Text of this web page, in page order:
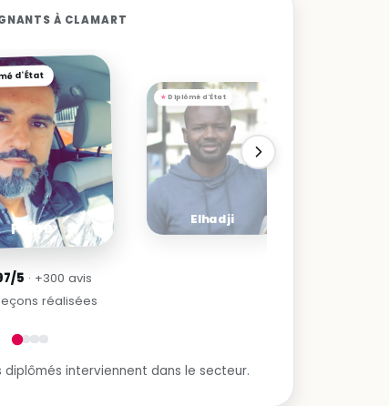
À CLAMART
d'État
Filipe
5 · +300 avis
réalisées
Diplômé d'État
Elhadji
interviennent dans le secteur.